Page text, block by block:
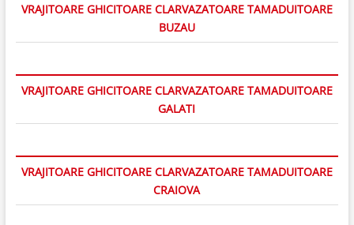
VRAJITOARE GHICITOARE CLARVAZATOARE TAMADUITOARE
BUZAU
VRAJITOARE GHICITOARE CLARVAZATOARE TAMADUITOARE
GALATI
VRAJITOARE GHICITOARE CLARVAZATOARE TAMADUITOARE
CRAIOVA